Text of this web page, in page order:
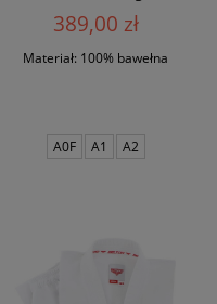
389,00 zł
Materiał: 100% bawełna
A0F A1 A2